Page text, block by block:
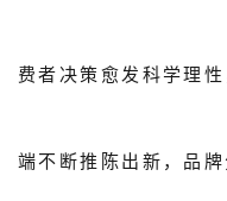
费者决策愈发科学理
端不断推陈出新，品